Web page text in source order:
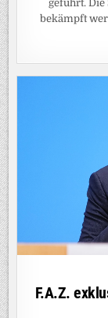
geführt.
bekämpft
F.A.Z.